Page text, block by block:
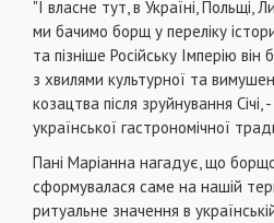
"І власне тут, в Україні, Польщі,
ми бачимо борщ у переліку
та пізніше Російську Імперію
з хвилями культурної та
козацтва після зруйнування
української гастрономічної
Пані Маріанна нагадує, що
сформувалася саме на нашій
ритуальне значення в